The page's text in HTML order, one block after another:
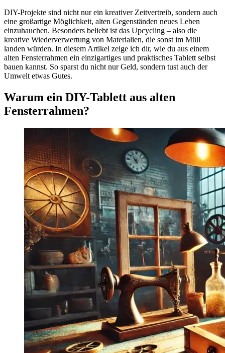
DIY-Projekte sind nicht nur ein kreativer Zeitvertreib, sondern auch
eine großartige Möglichkeit, alten Gegenständen neues Leben
einzuhauchen. Besonders beliebt ist das Upcycling – also die
kreative Wiederverwertung von Materialien, die sonst im Müll
landen würden. In diesem Artikel zeige ich dir, wie du aus einem
alten Fensterrahmen ein einzigartiges und praktisches Tablett selbst
bauen kannst. So sparst du nicht nur Geld, sondern tust auch der
Umwelt etwas Gutes.
Warum ein DIY-Tablett aus alten
Fensterrahmen?